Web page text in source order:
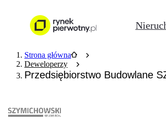
Strona główna
Deweloperzy
Przedsiębiorstwo Budowlane